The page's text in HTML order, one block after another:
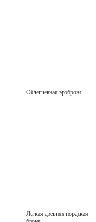
Облегченная эроброня
Легкая древняя нордская